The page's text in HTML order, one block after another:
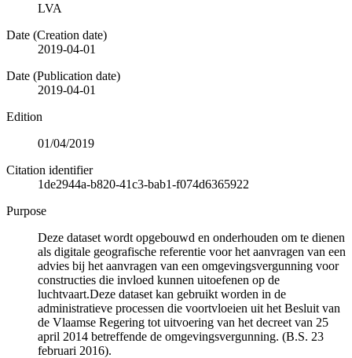
LVA
Date (Creation date)
2019-04-01
Date (Publication date)
2019-04-01
Edition
01/04/2019
Citation identifier
1de2944a-b820-41c3-bab1-f074d6365922
Purpose
Deze dataset wordt opgebouwd en onderhouden om te dienen
als digitale geografische referentie voor het aanvragen van een
advies bij het aanvragen van een omgevingsvergunning voor
constructies die invloed kunnen uitoefenen op de
luchtvaart.Deze dataset kan gebruikt worden in de
administratieve processen die voortvloeien uit het Besluit van
de Vlaamse Regering tot uitvoering van het decreet van 25
april 2014 betreffende de omgevingsvergunning. (B.S. 23
februari 2016).